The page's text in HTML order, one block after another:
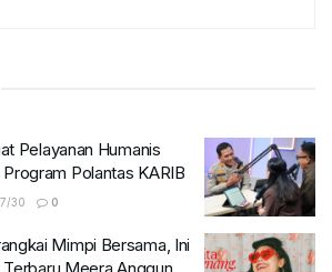
Pelayanan Humanis
Polantas KARIB
30 0
Mimpi Bersama, Ini